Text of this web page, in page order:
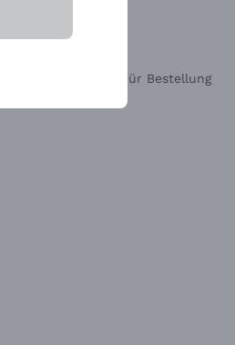
Widerrufsformular für Bestellung